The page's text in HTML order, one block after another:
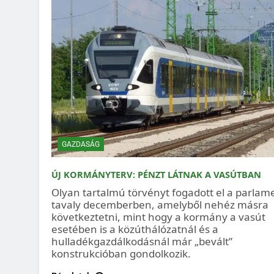
GAZDASÁG
ÚJ KORMÁNYTERV: PÉNZT LÁTNAK A VASÚTBAN
Olyan tartalmú törvényt fogadott el a
tavaly decemberben, amelyből nehéz másra
következtetni, mint hogy a kormány a vasút
esetében is a közúthálózatnál és a
hulladékgazdálkodásnál már „bevált”
konstrukcióban gondolkozik.